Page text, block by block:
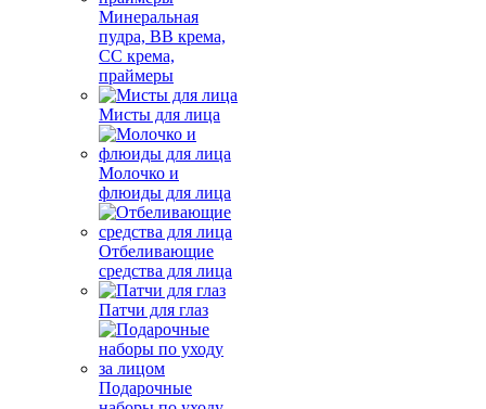
Минеральная
пудра, BB крема,
СС крема,
праймеры
Мисты для лица
Молочко и
флюиды для лица
Отбеливающие
средства для лица
Патчи для глаз
Подарочные